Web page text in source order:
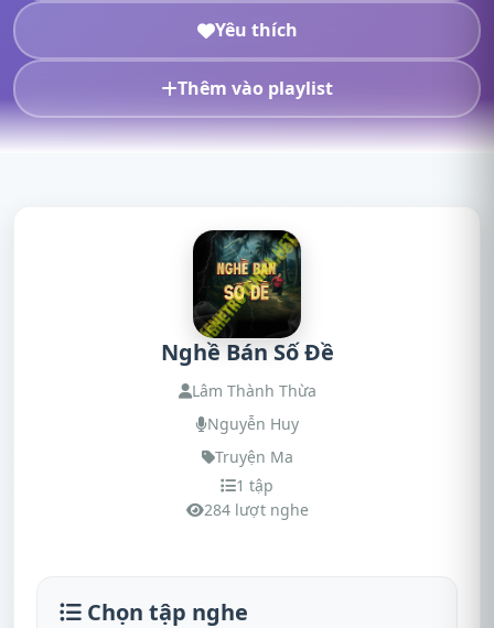
Yêu thích
Thêm vào playlist
Nghề Bán Số Đề
Lâm Thành Thừa
Nguyễn Huy
Truyện Ma
1 tập
284 lượt nghe
Chọn tập nghe